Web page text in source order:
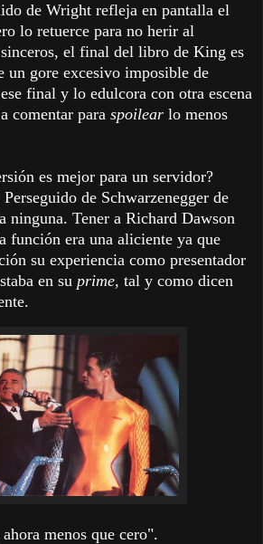
de Wright refleja en pantalla el
lo retuerce para no herir al
sinceros, el final del libro de King es
un gore excesivo imposible de
final y lo edulcora con otra escena
comentar para spoilear lo menos
es mejor para un servidor?
de Schwarzenegger de
ninguna. Tener a Richard Dawson
función era una aliciente ya que
su experiencia como presentador
en su prime, tal y como dicen
menos que cero".